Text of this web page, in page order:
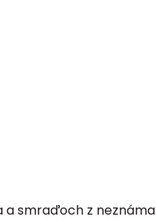
a smraďoch z neznáma